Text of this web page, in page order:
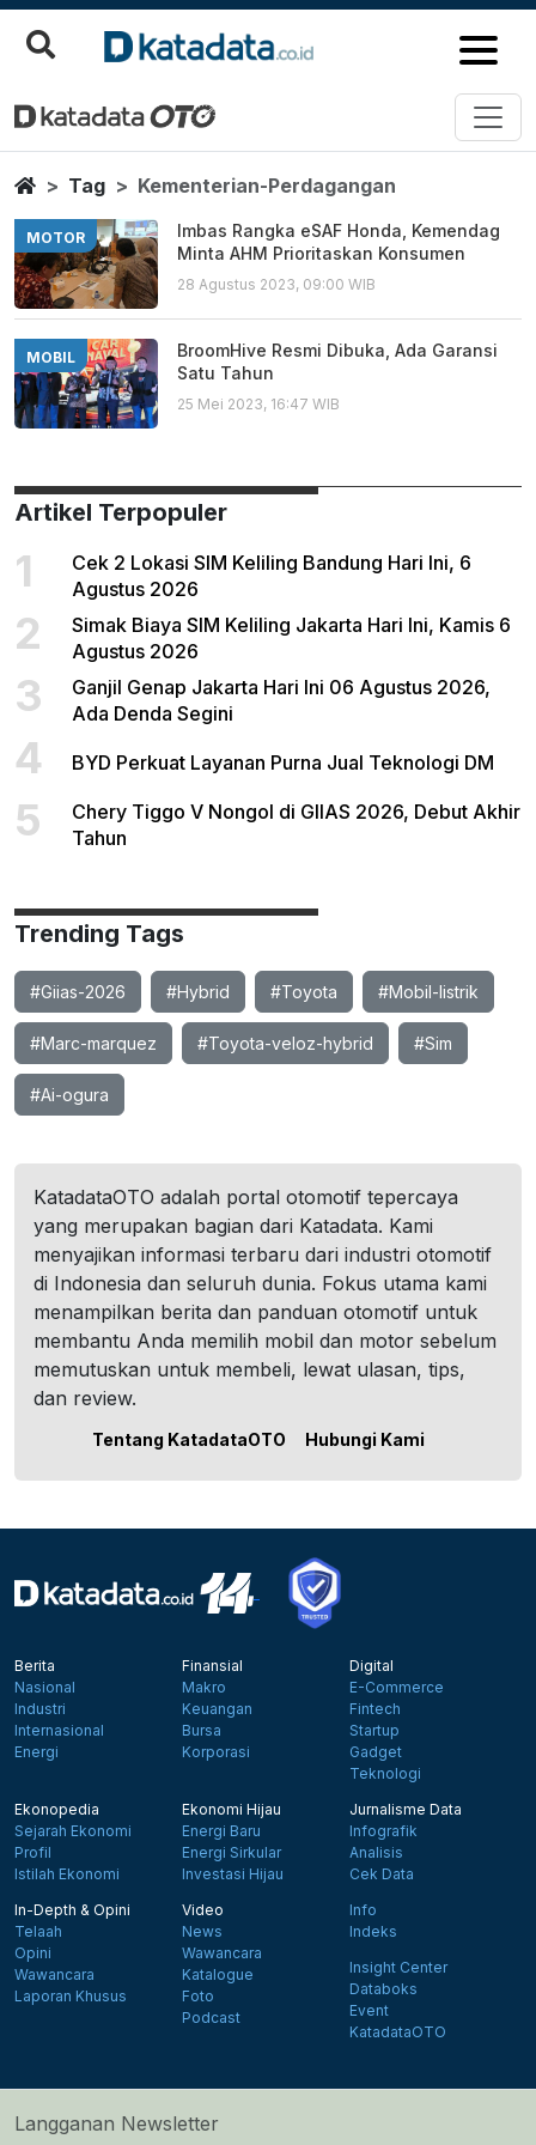
Kementerian Perdagangan
Berita Terbaru
HomeTag Kementerian-Perdagangan
MOTOR
Imbas Rangka eSAF Honda, Kemendag
Minta AHM Prioritaskan Konsumen
28 Agustus 2023, 09:00 WIB
MOBIL
BroomHive Resmi Dibuka, Ada Garansi
Satu Tahun
25 Mei 2023, 16:47 WIB
Artikel Terpopuler
1
Cek 2 Lokasi SIM Keliling Bandung Hari Ini, 6
Agustus 2026
2
Simak Biaya SIM Keliling Jakarta Hari Ini, Kamis 6
Agustus 2026
3
Ganjil Genap Jakarta Hari Ini 06 Agustus 2026,
Ada Denda Segini
4 BYD Perkuat Layanan Purna Jual Teknologi DM
5
Chery Tiggo V Nongol di GIIAS 2026, Debut Akhir
Tahun
Trending Tags
#Giias-2026 #Hybrid #Toyota #Mobil-listrik
#Marc-marquez #Toyota-veloz-hybrid #Sim
#Ai-ogura
KatadataOTO adalah portal otomotif tepercaya
yang merupakan bagian dari Katadata. Kami
menyajikan informasi terbaru dari industri otomotif
di Indonesia dan seluruh dunia. Fokus utama kami
menampilkan berita dan panduan otomotif untuk
membantu Anda memilih mobil dan motor sebelum
memutuskan untuk membeli, lewat ulasan, tips,
dan review.
Tentang KatadataOTO Hubungi Kami
Berita
Nasional
Industri
Internasional
Energi
Finansial
Makro
Keuangan
Bursa
Korporasi
Digital
E-Commerce
Fintech
Startup
Gadget
Teknologi
Ekonopedia
Sejarah Ekonomi
Profil
Istilah Ekonomi
Ekonomi Hijau
Energi Baru
Energi Sirkular
Investasi Hijau
Jurnalisme Data
Infografik
Analisis
Cek Data
In-Depth & Opini
Telaah
Opini
Wawancara
Laporan Khusus
Video
News
Wawancara
Katalogue
Foto
Podcast
Info
Indeks
Insight Center
Databoks
Event
KatadataOTO
Langganan Newsletter